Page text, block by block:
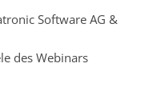
Software AG &
des Webinars